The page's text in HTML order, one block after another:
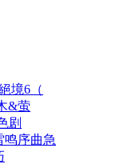
境6（
&萤
剧
鸣序曲急